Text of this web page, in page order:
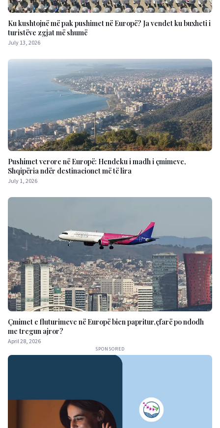
Ku kushtojnë më pak pushimet në Europë? Ja vendet ku buxheti i
turistëve zgjat më shumë
July 13, 2026
Pushimet verore në Europë: Hendeku i madh i çmimeve,
Shqipëria ndër destinacionet më të lira
July 1, 2026
Çmimet e fluturimeve në Europë bien papritur,çfarë po ndodh
me tregun ajror?
April 28, 2026
SPONSORED